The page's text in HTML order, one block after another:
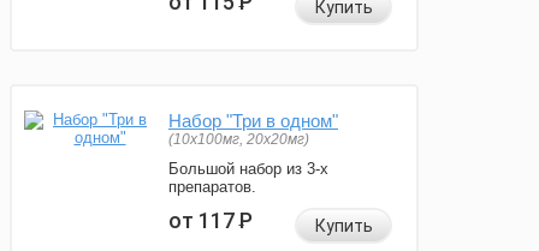
Купить
Набор "Три в одном"
(10x100мг, 20x20мг)
Большой набор из 3-х
препаратов.
от 117Р Купить